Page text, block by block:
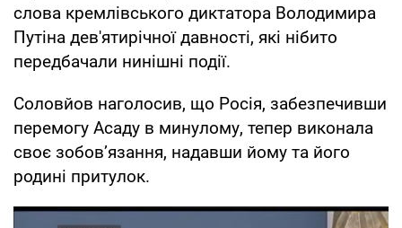
слова кремлівського диктатора Володимира
Путіна дев'ятирічної давності, які нібито
передбачали нинішні події.
Соловйов наголосив, що Росія, забезпечивши
перемогу Асаду в минулому, тепер виконала
своє зобов’язання, надавши йому та його
родині притулок.